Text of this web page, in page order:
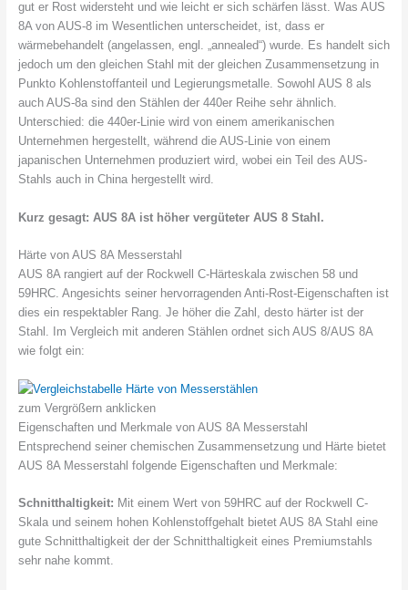
gut er Rost widersteht und wie leicht er sich schärfen lässt. Was AUS
8A von AUS-8 im Wesentlichen unterscheidet, ist, dass er
wärmebehandelt (angelassen, engl. „annealed“) wurde. Es handelt sich
jedoch um den gleichen Stahl mit der gleichen Zusammensetzung in
Punkto Kohlenstoffanteil und Legierungsmetalle. Sowohl AUS 8 als
auch AUS-8a sind den Stählen der 440er Reihe sehr ähnlich.
Unterschied: die 440er-Linie wird von einem amerikanischen
Unternehmen hergestellt, während die AUS-Linie von einem
japanischen Unternehmen produziert wird, wobei ein Teil des AUS-
Stahls auch in China hergestellt wird.
Kurz gesagt: AUS 8A ist höher vergüteter AUS 8 Stahl.
Härte von AUS 8A Messerstahl
AUS 8A rangiert auf der Rockwell C-Härteskala zwischen 58 und
59HRC. Angesichts seiner hervorragenden Anti-Rost-Eigenschaften ist
dies ein respektabler Rang. Je höher die Zahl, desto härter ist der
Stahl. Im Vergleich mit anderen Stählen ordnet sich AUS 8/AUS 8A
wie folgt ein:
zum Vergrößern anklicken
Eigenschaften und Merkmale von AUS 8A Messerstahl
Entsprechend seiner chemischen Zusammensetzung und Härte bietet
AUS 8A Messerstahl folgende Eigenschaften und Merkmale:
Schnitthaltigkeit: Mit einem Wert von 59HRC auf der Rockwell C-
Skala und seinem hohen Kohlenstoffgehalt bietet AUS 8A Stahl eine
gute Schnitthaltigkeit der der Schnitthaltigkeit eines Premiumstahls
sehr nahe kommt.